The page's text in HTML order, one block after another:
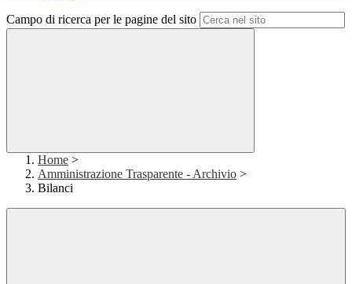
Campo di ricerca per le pagine del sito
Home >
Amministrazione Trasparente - Archivio >
Bilanci